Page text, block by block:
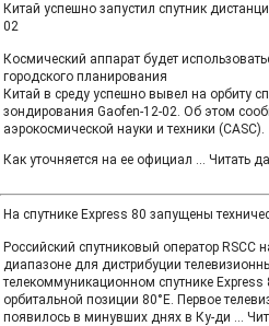
Китай успешно запустил спутник
02
Космический аппарат будет
городского планирования
Китай в среду успешно вывел на орбиту
зондирования Gaofen-12-02. Об этом
аэрокосмической науки и техники (CASC).
Как уточняется на ее официал ... Читать
На спутнике Express 80 запущены
Российский спутниковый оператор RSCC
диапазоне для дистрибуции
телекоммуникационном спутнике
орбитальной позиции 80°E. Первое
появилось в минувших днях в Ку-ди ...